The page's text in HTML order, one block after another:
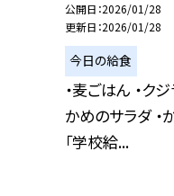
公開日 2026/01/28
更新日 2026/01/28
今日の給食
・麦ごはん ・ク
かめのサラダ
「学校給...